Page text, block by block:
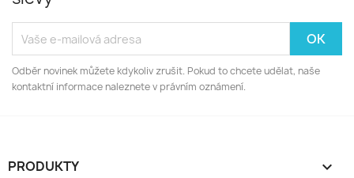
Odběr novinek můžete kdykoliv zrušit. Pokud to chcete udělat, naše
kontaktní informace naleznete v právním oznámení.
PRODUKTY 